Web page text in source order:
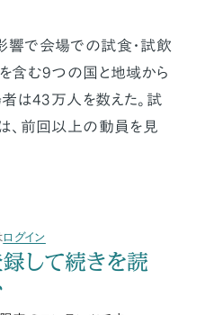
で会場での試食・試飲
含む9つの国と地域から
は43万人を数えた。試
、前回以上の動員を見
ログイン
して続きを読